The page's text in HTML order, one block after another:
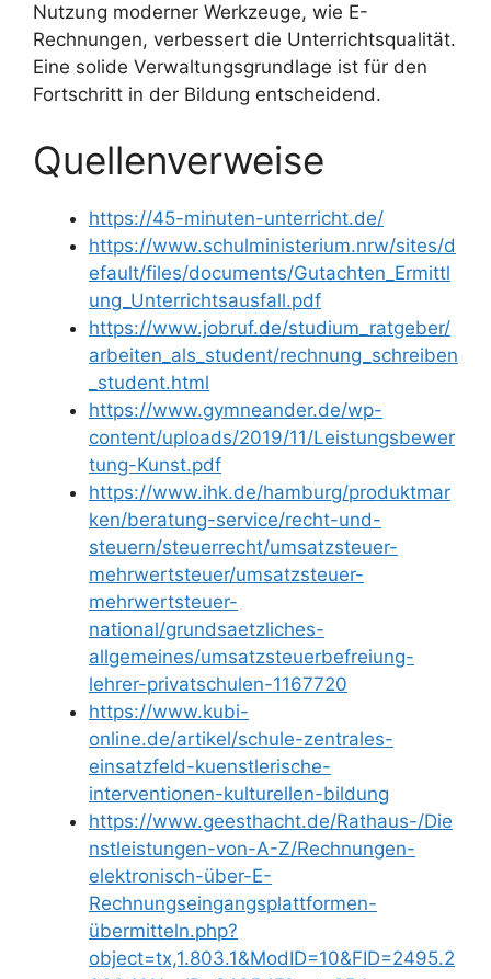
Nutzung moderner Werkzeuge, wie E-
Rechnungen, verbessert die Unterrichtsqualität.
Eine solide Verwaltungsgrundlage ist für den
Fortschritt in der Bildung entscheidend.
Quellenverweise
https://45-minuten-unterricht.de/
https://www.schulministerium.nrw/sites/d
efault/files/documents/Gutachten_Ermittl
ung_Unterrichtsausfall.pdf
https://www.jobruf.de/studium_ratgeber/
arbeiten_als_student/rechnung_schreiben
_student.html
https://www.gymneander.de/wp-
content/uploads/2019/11/Leistungsbewer
tung-Kunst.pdf
https://www.ihk.de/hamburg/produktmar
ken/beratung-service/recht-und-
steuern/steuerrecht/umsatzsteuer-
mehrwertsteuer/umsatzsteuer-
mehrwertsteuer-
national/grundsaetzliches-
allgemeines/umsatzsteuerbefreiung-
lehrer-privatschulen-1167720
https://www.kubi-
online.de/artikel/schule-zentrales-
einsatzfeld-kuenstlerische-
interventionen-kulturellen-bildung
https://www.geesthacht.de/Rathaus-/Die
nstleistungen-von-A-Z/Rechnungen-
elektronisch-über-E-
Rechnungseingangsplattformen-
übermitteln.php?
object=tx,1.803.1&ModID=10&FID=2495.2